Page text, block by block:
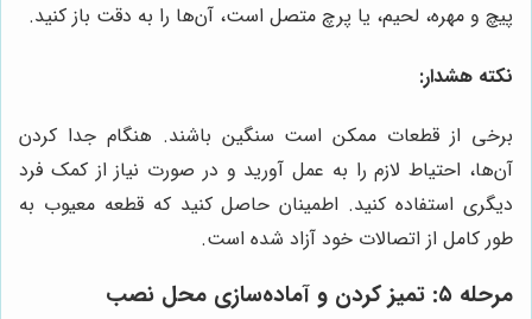
پیچ و مهره، لحیم، یا پرچ متصل است، آن‌ها را به دقت باز کنید.
نکته هشدار:
برخی از قطعات ممکن است سنگین باشند. هنگام جدا کردن
آن‌ها، احتیاط لازم را به عمل آورید و در صورت نیاز از کمک فرد
دیگری استفاده کنید. اطمینان حاصل کنید که قطعه معیوب به
طور کامل از اتصالات خود آزاد شده است.
مرحله ۵: تمیز کردن و آماده‌سازی محل نصب